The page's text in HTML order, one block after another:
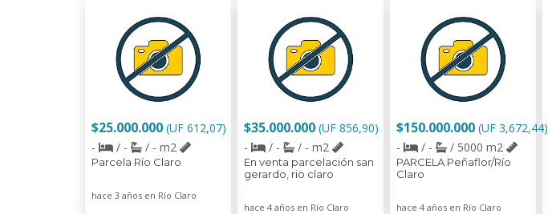
$25.000.000 (UF 612,07)
-
/ - / - m2
Parcela Río Claro
hace 3 años en Río Claro
$35.000.000 (UF 856,90)
-
/ - / - m2
En venta parcelación san
gerardo, rio claro
hace 4 años en Río Claro
$150.000.000 (UF 3,672,44)
-
/ - / 5000 m2
PARCELA Peñaflor/Río
Claro
hace 4 años en Río Claro